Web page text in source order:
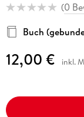
(0
Buch
12,00 € inkl.